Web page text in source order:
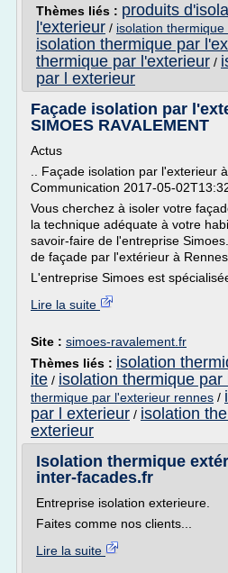
Thèmes liés : produits
l'exterieur / isolation
isolation thermique par
thermique par l'exterieur /
par l exterieur
Façade isolation par
SIMOES RAVALEMENT
Actus
.. Façade isolation par l'exterieur
Communication 2017-05-
Vous cherchez à isoler votre
la technique adéquate à votre
savoir-faire de l'entreprise
de façade par l'extérieur à
L'entreprise Simoes est
Lire la suite
Site : simoes-ravalement.fr
Thèmes liés : isolation
ite / isolation thermique par
thermique par l'exterieur rennes /
par l exterieur / isolation
exterieur
Isolation thermique
inter-facades.fr
Entreprise isolation exterieure.
Faites comme nos clients...
Lire la suite